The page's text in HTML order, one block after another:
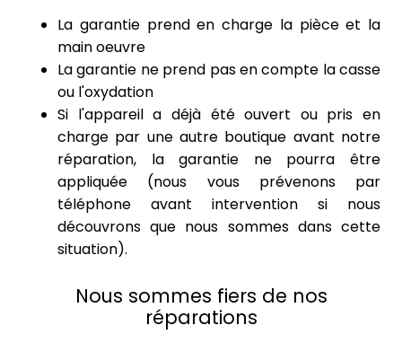
La garantie prend en charge la pièce et la
main oeuvre
La garantie ne prend pas en compte la casse
ou l'oxydation
Si l'appareil a déjà été ouvert ou pris en
charge par une autre boutique avant notre
réparation, la garantie ne pourra être
appliquée (nous vous prévenons par
téléphone avant intervention si nous
découvrons que nous sommes dans cette
situation).
Nous sommes fiers de nos
réparations